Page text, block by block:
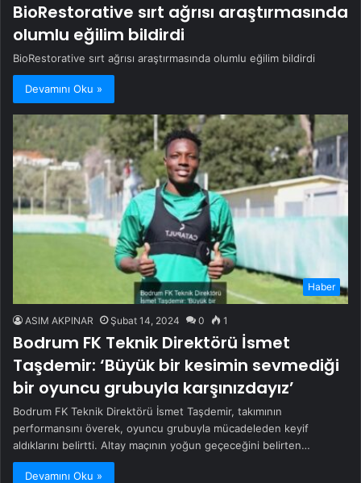
BioRestorative sırt ağrısı araştırmasında
olumlu eğilim bildirdi
BioRestorative sırt ağrısı araştırmasında olumlu eğilim bildirdi
Devamını Oku »
Haber
ASIM AKPINAR Şubat 14, 2024 0 1
Bodrum FK Teknik Direktörü İsmet
Taşdemir: ‘Büyük bir kesimin sevmediği
bir oyuncu grubuyla karşınızdayız’
Bodrum FK Teknik Direktörü İsmet Taşdemir, takımının
performansını överek, oyuncu grubuyla mücadeleden keyif
aldıklarını belirtti. Altay maçının yoğun geçeceğini belirten…
Devamını Oku »